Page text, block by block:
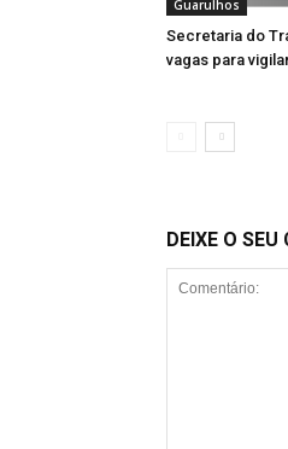
Guarulhos
Secretaria do
vagas para
DEIXE O